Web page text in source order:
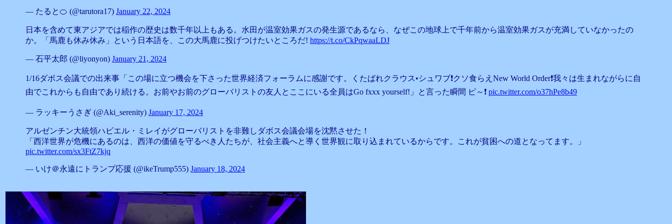
— たると🍊 (@tarutora17) January 22, 2024
日本を含めて東アジアでは稲作の歴史は数千年以上もある。水田が温室効果ガスの発生源であるなら、なぜこの地球上で千年前から温室効果ガスが充満していなかったの
か。「馬鹿も休み休み」という日本語を、この大馬鹿に投げつけたいところだ! https://t.co/CkPqwaaLDJ
— 石平太郎 (@liyonyon) January 21, 2024
1/16ダボス会議での出来事「この場に立つ機会を下さった世界経済フォーラムに感謝です。くたばれクラウス•シュワブ❗️クソ食らえNew World Order❗️我々は生まれながらに自
由でこれからも自由であり続ける。お前やお前のグローバリストの友人とここにいる全員はGo fxxx yourself!」と言った瞬間 ピ～❗️ pic.twitter.com/o37hPe8b49
— ラッキーうさぎ (@Aki_serenity) January 17, 2024
アルゼンチン大統領ハビエル・ミレイがグローバリストを非難しダボス会議会場を沈黙させた！
「西洋世界が危機にあるのは、西洋の価値を守るべき人たちが、社会主義へと導く世界観に取り込まれているからです。これが貧困への道となってます。」
pic.twitter.com/sx3FtZ7kjq
— いけ＠永遠にトランプ応援 (@ikeTrump555) January 18, 2024